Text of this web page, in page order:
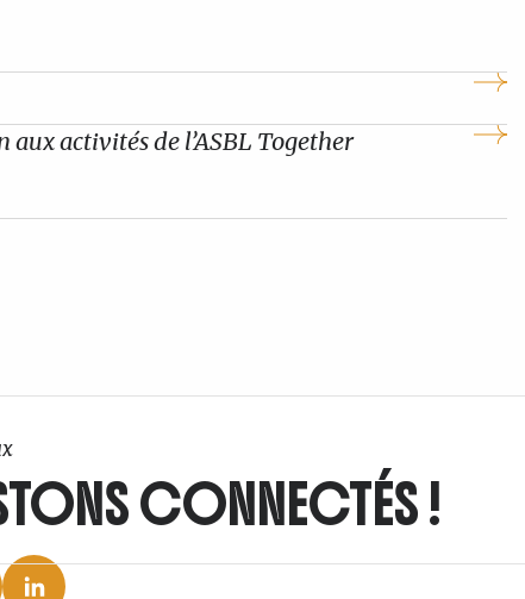
activités de l’ASBL Together
CONNECTÉS !